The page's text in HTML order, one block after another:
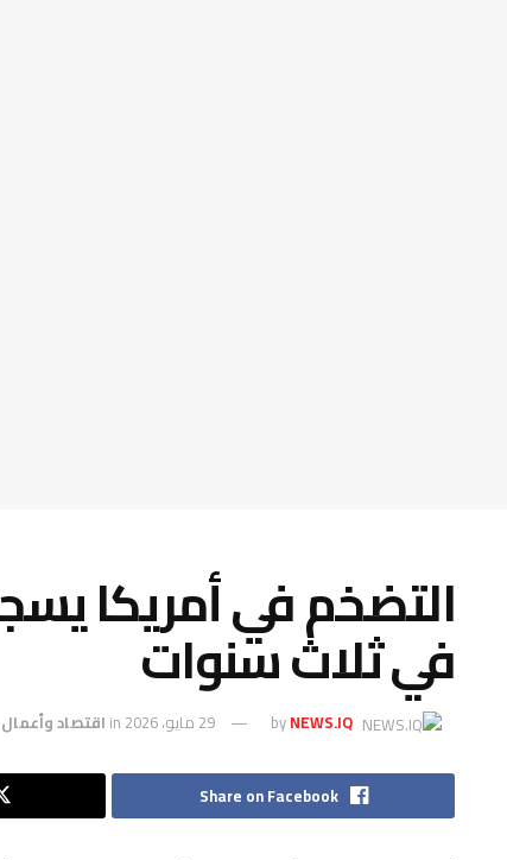
التضخم في أمريكا
في ثلاث سنوات
byNEWS.IQ 29 مايو، 2026 in اقتصاد وأعمال
Share on Facebook